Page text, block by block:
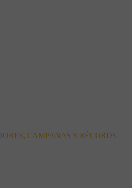
CAMPAÑAS Y RÉCORDS